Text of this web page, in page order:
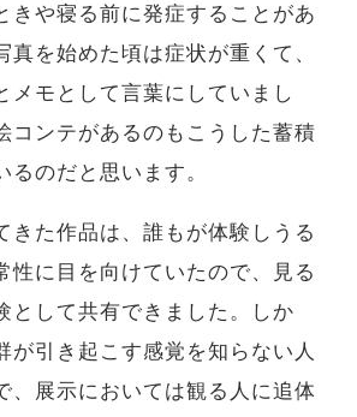
きや寝る前に発症することがあ
真を始めた頃は症状が重くて、
メモとして言葉にしていまし
コンテがあるのもこうした蓄積
のだと思います。
きた作品は、誰もが体験しうる
性に目を向けていたので、見る
として共有できました。しか
が引き起こす感覚を知らない人
、展示においては観る人に追体